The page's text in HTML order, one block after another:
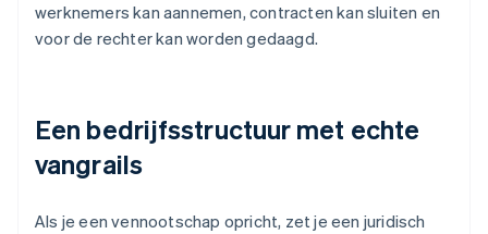
werknemers kan aannemen, contracten kan sluiten en
voor de rechter kan worden gedaagd.
Een bedrijfsstructuur met echte
vangrails
Als je een vennootschap opricht, zet je een juridisch